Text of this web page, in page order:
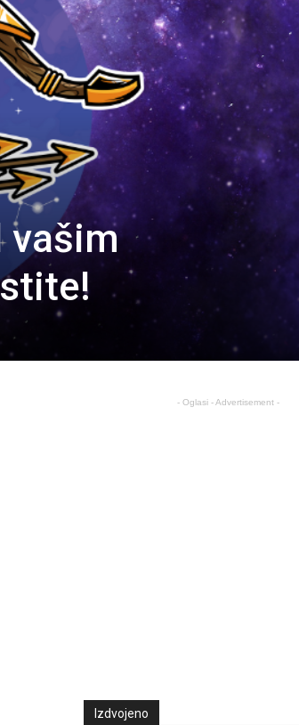
vašim
- Oglasi - Advertisement -
Izdvojeno